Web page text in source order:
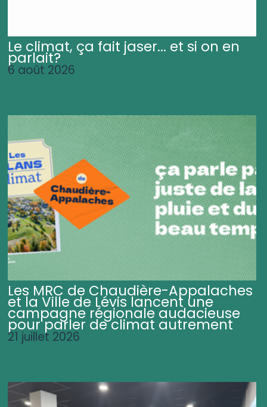
Le climat, ça fait jaser... et si on en
parlait?
6 août 2026
Les MRC de Chaudière-Appalaches
et la Ville de Lévis lancent une
campagne régionale audacieuse
pour parler de climat autrement
21 juillet 2026